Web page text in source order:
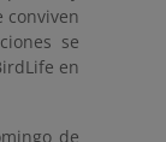
conviven
se
en
de